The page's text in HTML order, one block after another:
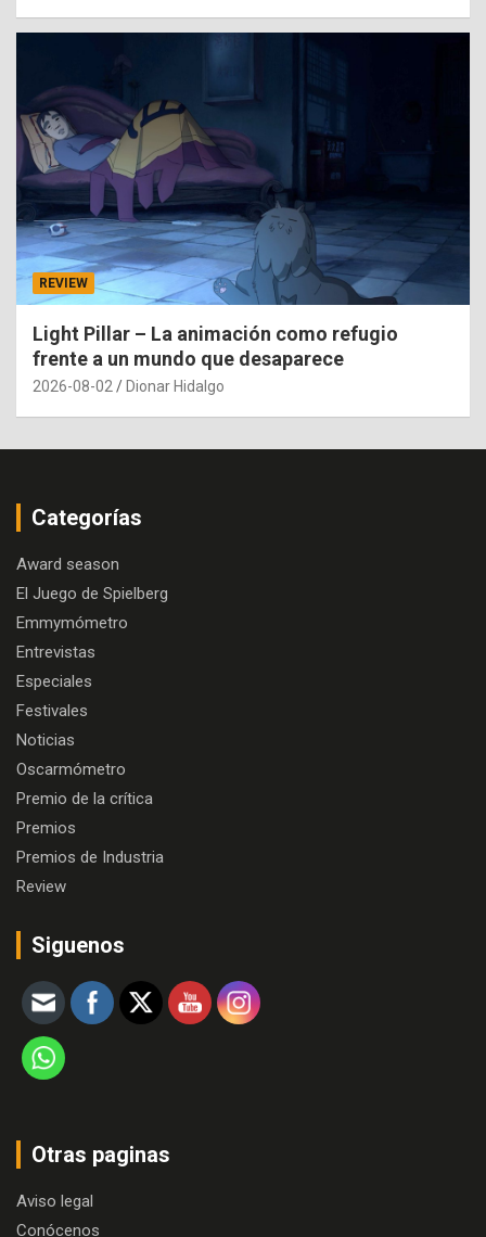
REVIEW
Light Pillar – La animación como refugio
frente a un mundo que desaparece
2026-08-02 Dionar Hidalgo
Categorías
Award season
El Juego de Spielberg
Emmymómetro
Entrevistas
Especiales
Festivales
Noticias
Oscarmómetro
Premio de la crítica
Premios
Premios de Industria
Review
Siguenos
Otras paginas
Aviso legal
Conócenos